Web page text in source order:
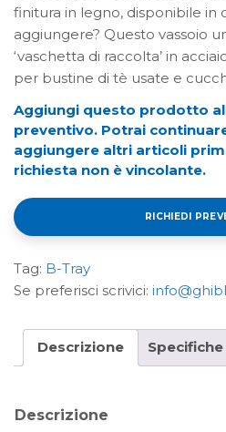
finitura in legno, disponibile in
aggiungere? Questo vassoio
‘vaschetta di raccolta’ in
per bustine di tè usate e
Aggiungi questo prodotto
preventivo. Potrai
aggiungere altri articoli
richiesta non è vincolante.
RICHIEDI
Tag: B-Tray
Se preferisci scrivici:
Descrizione
Descrizione